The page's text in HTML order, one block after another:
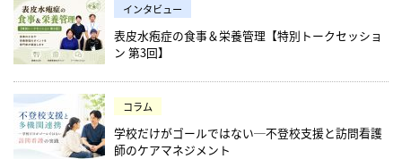
インタビュー
表皮水疱症の食事＆栄養管理【特別トークセッショ
ン 第3回】
コラム
学校だけがゴールではない─不登校支援と訪問看護
師のケアマネジメント